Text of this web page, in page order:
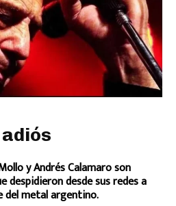
y Andrés Calamaro son
despidieron desde sus redes a
del metal argentino.